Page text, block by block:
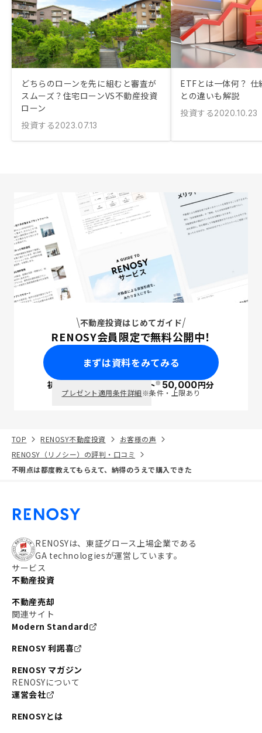
どちらのローンを先に組むと審査が
スムーズ？住宅ローンVS不動産投資
ローン
投資する2023.07.13
ETFとは一体何？ 仕
との違いも解説
投資する2020.10.23
不動産投資はじめてガイド
RENOSY会員限定で無料公開中！
まずは資料をみてみる
初回面談で ポイント※50,000円分
プレゼント適用条件詳細※条件・上限あり
TOP RENOSY不動産投資
お客様の声
RENOSY（リノシー）の評判・口コミ
不明点は都度教えてもらえて、納得のうえで購入できた
RENOSYは、東証グロース上場企業である
GA technologiesが運営しています。
サービス
不動産投資
不動産売却
関連サイト
Modern Standard
RENOSY 利諾喜
RENOSY マガジン
RENOSYについて
運営会社
RENOSYとは